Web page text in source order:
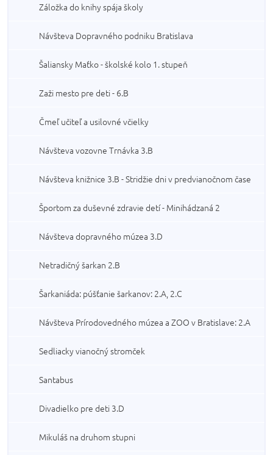
Záložka do knihy spája školy
Návšteva Dopravného podniku Bratislava
Šaliansky Maťko - školské kolo 1. stupeň
Zaži mesto pre deti - 6.B
Čmeľ učiteľ a usilovné včielky
Návšteva vozovne Trnávka 3.B
Návšteva knižnice 3.B - Stridžie dni v predvianočnom čase
Športom za duševné zdravie detí - Minihádzaná 2
Návšteva dopravného múzea 3.D
Netradičný šarkan 2.B
Šarkaniáda: púšťanie šarkanov: 2.A, 2.C
Návšteva Prírodovedného múzea a ZOO v Bratislave: 2.A
Sedliacky vianočný stromček
Santabus
Divadielko pre deti 3.D
Mikuláš na druhom stupni